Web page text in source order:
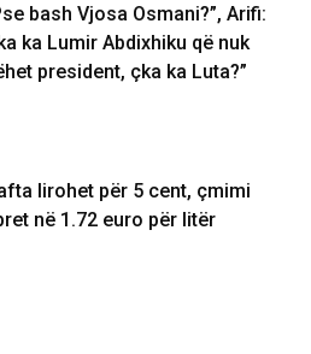
bash Vjosa Osmani?”, Arifi:
ka Lumir Abdixhiku që nuk
president, çka ka Luta?”
lirohet për 5 cent, çmimi
në 1.72 euro për litër